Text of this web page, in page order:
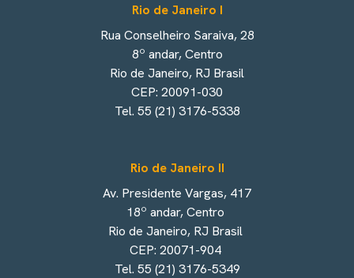
Rio de Janeiro I
Rua Conselheiro Saraiva, 28
8º andar, Centro
Rio de Janeiro, RJ Brasil
CEP: 20091-030
Tel. 55 (21) 3176-5338
Rio de Janeiro II
Av. Presidente Vargas, 417
18º andar, Centro
Rio de Janeiro, RJ Brasil
CEP: 20071-904
Tel. 55 (21) 3176-5349